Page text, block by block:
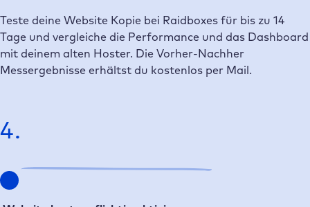
Teste deine Website Kopie bei Raidboxes für bis zu 14
Tage und vergleiche die Performance und das Dashboard
mit deinem alten Hoster. Die Vorher-Nachher
Messergebnisse erhältst du kostenlos per Mail.
4.